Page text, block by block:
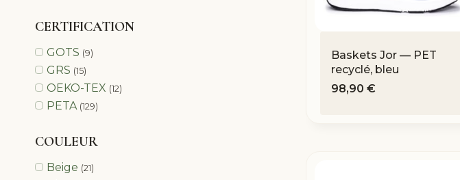
Baskets Jor — PET
recyclé, bleu
98,90 €
CERTIFICATION
GOTS (9)
GRS (15)
OEKO-TEX (12)
PETA (129)
COULEUR
Beige (21)